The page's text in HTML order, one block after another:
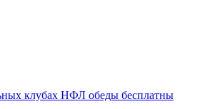
клубах НФЛ обеды бесплатны